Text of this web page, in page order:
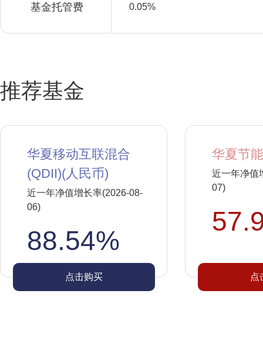
基金托管费 0.05%
推荐基金
华夏移动互联混合
(QDII)(人民币)
近一年净值增长率(2026-08-
06)
88.54%
点击购买
华夏节
近一年净值
07)
点